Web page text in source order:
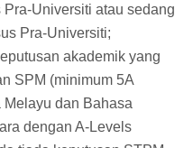
Universiti atau sedang
Pra-Universiti;
akademik yang
SPM (minimum 5A
dan Bahasa
dengan A-Levels